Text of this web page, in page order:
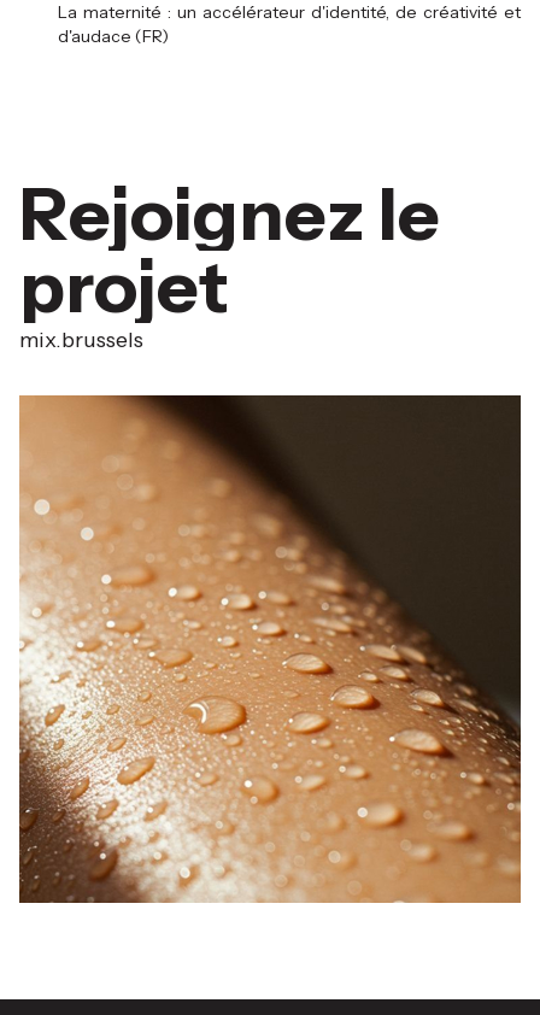
La maternité : un accélérateur d'identité, de créativité et
d'audace (FR)
Rejoignez le
projet
mix.brussels